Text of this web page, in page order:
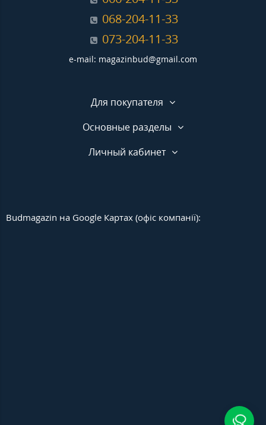
068-204-11-33
073-204-11-33
e-mail: magazinbud@gmail.com
Для покупателя
Основные разделы
Личный кабинет
Budmagazin на Google Картах (офіс компанії):